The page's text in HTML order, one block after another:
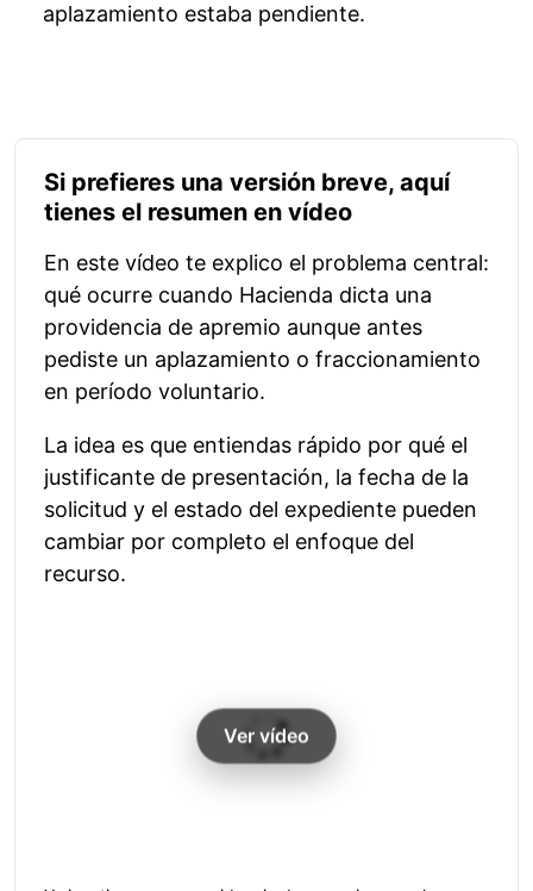
aplazamiento estaba pendiente.
Si prefieres una versión breve, aquí
tienes el resumen en vídeo
En este vídeo te explico el problema central:
qué ocurre cuando Hacienda dicta una
providencia de apremio aunque antes
pediste un aplazamiento o fraccionamiento
en período voluntario.
La idea es que entiendas rápido por qué el
justificante de presentación, la fecha de la
solicitud y el estado del expediente pueden
cambiar por completo el enfoque del
recurso.
Ver vídeo